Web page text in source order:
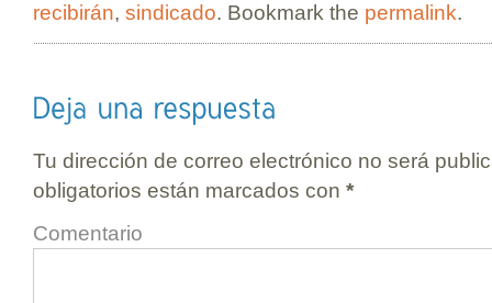
recibirán, sindicado. Bookmark the permalink.
Tu dirección de correo electrónico no será
obligatorios están marcados con *
Comentario